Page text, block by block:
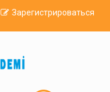
Зарегистрироваться